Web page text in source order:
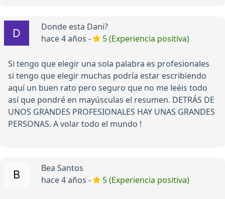
Donde esta Dani?
hace 4 años -
5 (Experiencia positiva)
Si tengo que elegir una sola palabra es profesionales
si tengo que elegir muchas podría estar escribiendo
aquí un buen rato pero seguro que no me leéis todo
así que pondré en mayúsculas el resumen. DETRÁS DE
UNOS GRANDES PROFESIONALES HAY UNAS GRANDES
PERSONAS. A volar todo el mundo !
Bea Santos
hace 4 años -
5 (Experiencia positiva)